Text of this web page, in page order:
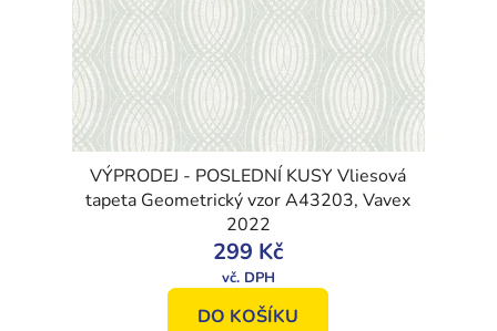
VÝPRODEJ - POSLEDNÍ KUSY Vliesová
tapeta Geometrický vzor A43203, Vavex
2022
299 Kč
DO KOŠÍKU